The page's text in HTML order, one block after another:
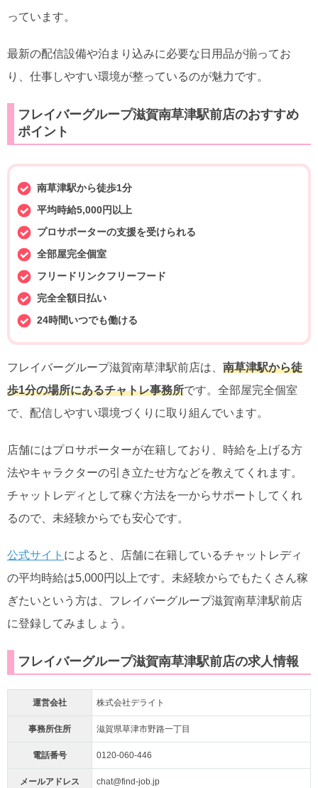
っています。
最新の配信設備や泊まり込みに必要な日用品が揃ってお
り、仕事しやすい環境が整っているのが魅力です。
フレイバーグループ滋賀南草津駅前店のおすすめ
ポイント
南草津駅から徒歩1分
平均時給5,000円以上
プロサポーターの支援を受けられる
全部屋完全個室
フリードリンクフリーフード
完全全額日払い
24時間いつでも働ける
フレイバーグループ滋賀南草津駅前店は、 南草津駅から徒
歩1分の場所にあるチャトレ事務所です。全部屋完全個室
で、配信しやすい環境づくりに取り組んでいます。
店舗にはプロサポーターが在籍しており、時給を上げる方
法やキャラクターの引き立たせ方などを教えてくれます。
チャットレディとして稼ぐ方法を一からサポートしてくれ
るので、未経験からでも安心です。
公式サイト によると、店舗に在籍しているチャットレディ
の平均時給は5,000円以上です。未経験からでもたくさん稼
ぎたいという方は、フレイバーグループ滋賀南草津駅前店
に登録してみましょう。
フレイバーグループ滋賀南草津駅前店の求人情報
運営会社 株式会社デライト
事務所住所 滋賀県草津市野路一丁目
電話番号 0120-060-446
メールアドレス chat@find-job.jp